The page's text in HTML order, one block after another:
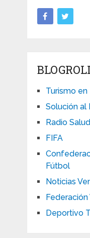
Turismo en
Solución al
Radio
FIFA
Fútbol
Noticias
Deportivo